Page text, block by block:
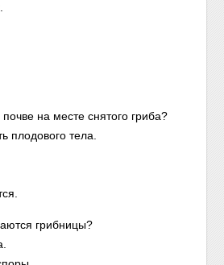
на месте снятого гриба?
плодового тела.
грибницы?